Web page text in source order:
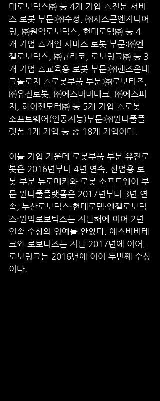
대로보틱스㈜ 등 4개 기업 △전문 서비
스 로봇 부문:㈜수성, ㈜시스콘엔지니어
링, ㈜원익로보틱스, 현대로템㈜ 등 4
개 기업 △개인 서비스 로봇 부문:㈜엔
젤로보틱스, ㈜큐라코, 로보링크㈜ 등 3
개 기업 △교육용 로봇 부문:㈜핸즈온테
크놀로지 △로봇부품 부문:㈜로보티즈,
㈜유진로봇, ㈜에스비비테크, ㈜에스피
지, 하이젠모터㈜ 등 5개 기업 △로봇
소프트웨어(인공지능)부문:㈜원더풀플
랫폼 1개 기업 등 총 18개 기업이다.
이들 기업 가운데 로봇부품 부문 유진로
봇은 2016년부터 4년 연속, 산업용 로
봇 부문 뉴로메카와 로봇 소프트웨어 부
문 원더풀플랫폼은 2017년부터 3년 연
속, 두산로보틱스·현대로템·엔젤로보틱
스·원익로보틱스는 지난해에 이어 2년
연속 수상의 영예를 안았다. 에스비비테
크와 로보티즈는 지난 2017년에 이어,
로보링크는 2016년에 이어 두번째 수상
이다.